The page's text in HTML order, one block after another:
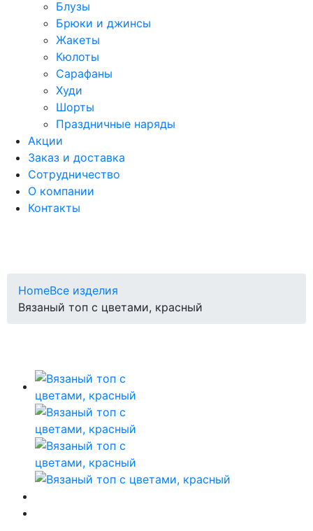
Блузы
Брюки и джинсы
Жакеты
Кюлоты
Сарафаны
Худи
Шорты
Праздничные наряды
Акции
Заказ и доставка
Сотрудничество
О компании
Контакты
HomeВсе изделия
Вязаный топ с цветами, красный